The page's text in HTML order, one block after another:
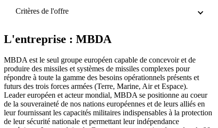
Critères de l'offre
L'entreprise : MBDA
MBDA est le seul groupe européen capable de concevoir et de
produire des missiles et systèmes de missiles complexes pour
répondre à toute la gamme des besoins opérationnels présents et
futurs des trois forces armées (Terre, Marine, Air et Espace).
Leader européen et acteur mondial, MBDA se positionne au coeur
de la souveraineté de nos nations européennes et de leurs alliés en
leur fournissant les capacités militaires indispensables à la protection
de leur sécurité nationale et permettant leur indépendance